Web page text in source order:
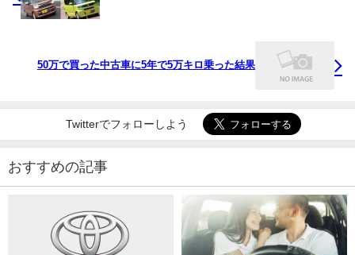
50万で買った中古車に5年で5万キロ乗った結果
Twitterでフォローしよう
おすすめの記事